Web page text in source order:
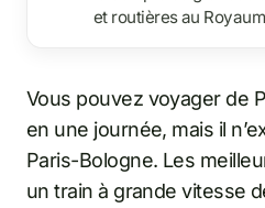
et routières au
Vous pouvez voyager de
en une journée, mais il
Paris-Bologne. Les
un train à grande vitesse